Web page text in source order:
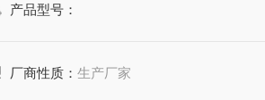
产品型号：
厂商性质：生产厂家